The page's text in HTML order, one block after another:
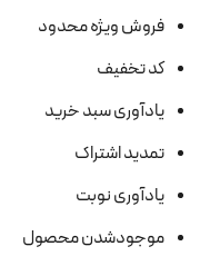
فروش ویژه محدود
کد تخفیف
یادآوری سبد خرید
تمدید اشتراک
یادآوری نوبت
موجودشدن محصول